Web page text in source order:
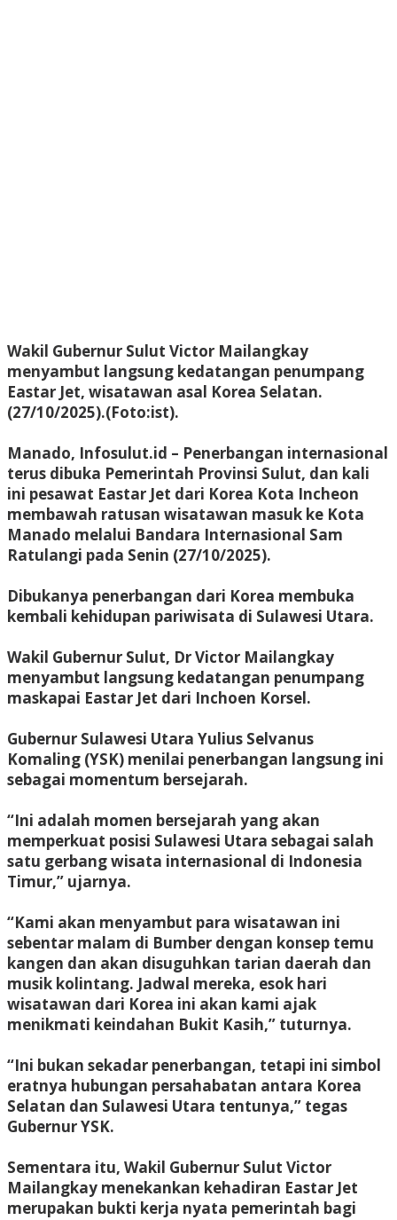
Wakil Gubernur Sulut Victor Mailangkay
menyambut langsung kedatangan penumpang
Eastar Jet, wisatawan asal Korea Selatan.
(27/10/2025).(Foto:ist).
Manado, Infosulut.id – Penerbangan internasional
terus dibuka Pemerintah Provinsi Sulut, dan kali
ini pesawat Eastar Jet dari Korea Kota Incheon
membawah ratusan wisatawan masuk ke Kota
Manado melalui Bandara Internasional Sam
Ratulangi pada Senin (27/10/2025).
Dibukanya penerbangan dari Korea membuka
kembali kehidupan pariwisata di Sulawesi Utara.
Wakil Gubernur Sulut, Dr Victor Mailangkay
menyambut langsung kedatangan penumpang
maskapai Eastar Jet dari Inchoen Korsel.
Gubernur Sulawesi Utara Yulius Selvanus
Komaling (YSK) menilai penerbangan langsung ini
sebagai momentum bersejarah.
“Ini adalah momen bersejarah yang akan
memperkuat posisi Sulawesi Utara sebagai salah
satu gerbang wisata internasional di Indonesia
Timur,” ujarnya.
“Kami akan menyambut para wisatawan ini
sebentar malam di Bumber dengan konsep temu
kangen dan akan disuguhkan tarian daerah dan
musik kolintang. Jadwal mereka, esok hari
wisatawan dari Korea ini akan kami ajak
menikmati keindahan Bukit Kasih,” tuturnya.
“Ini bukan sekadar penerbangan, tetapi ini simbol
eratnya hubungan persahabatan antara Korea
Selatan dan Sulawesi Utara tentunya,” tegas
Gubernur YSK.
Sementara itu, Wakil Gubernur Sulut Victor
Mailangkay menekankan kehadiran Eastar Jet
merupakan bukti kerja nyata pemerintah bagi